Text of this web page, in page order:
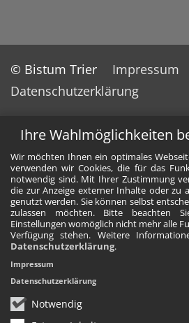
Ihre Wahlmöglichkeiten
Wir möchten Ihnen ein optimales
verwenden wir Cookies, die für das
notwendig sind. Mit Ihrer Zustimmung
die zur Anzeige externer Inhalte oder zu
genutzt werden. Sie können selbst
zulassen möchten. Bitte beachten
Einstellungen womöglich nicht mehr alle
Verfügung stehen. Weitere
Datenschutzerklärung.
Notwendig
Impressum
Datenschutzerklärung
© Bistum Trier
Impressum
Datenschutzerklärung